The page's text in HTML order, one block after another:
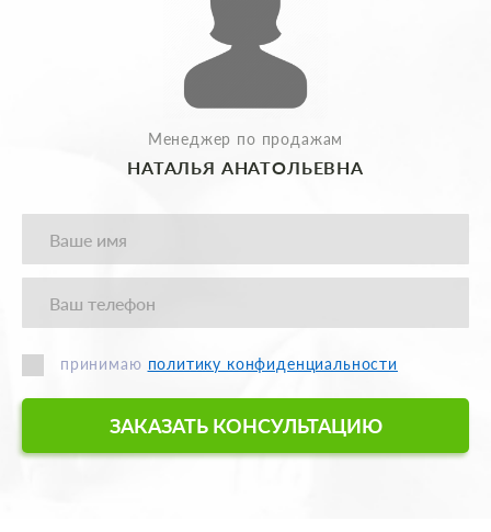
Менеджер по продажам
НАТАЛЬЯ АНАТОЛЬЕВНА
принимаю политику конфиденциальности
ЗАКАЗАТЬ КОНСУЛЬТАЦИЮ